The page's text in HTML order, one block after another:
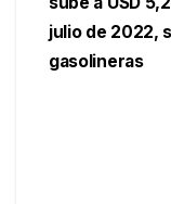
de
entradas
julio de 2022,
gasolineras